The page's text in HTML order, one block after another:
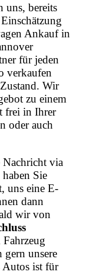
uns, bereits
Ankauf in
für jeden
verkaufen
Wir
zu einem
frei in Ihrer
oder auch
Nachricht via
Sie
uns eine E-
dann
wir von
gern unsere
Autos ist für